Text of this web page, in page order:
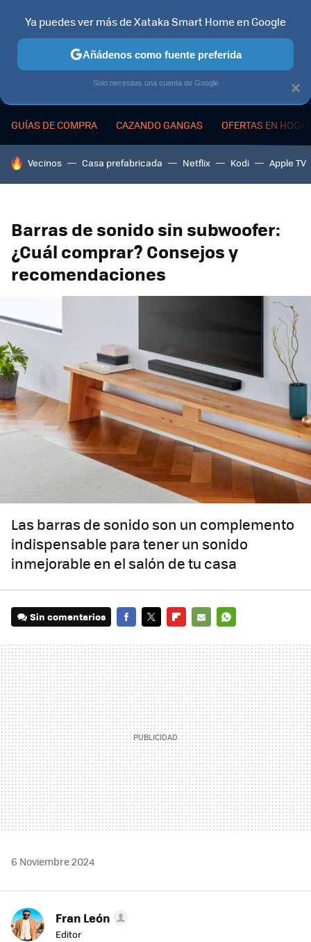
MENÚ NUEVO
GUÍAS DE COMPRA CAZANDO GANGAS OFERTAS EN
HOY SE HABLA DE
Vecinos Casa prefabricada Netflix Kodi Apple TV
Barras de sonido sin subwoofer:
¿Cuál comprar? Consejos y
recomendaciones
Las barras de sonido son un complemento
indispensable para tener un sonido
inmejorable en el salón de tu casa
Sin comentarios
MAIL
6 Noviembre 2024
Fran León
Editor
×
Ya puedes ver más de Xataka Smart Home en Google
Añádenos como fuente preferida
Solo necesitas una cuenta de Google